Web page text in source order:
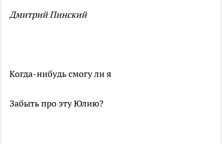
Дмитрий Пинский
Когда-нибудь смогу ли я
Забыть про эту Юлию?